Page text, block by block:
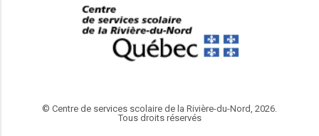
© Centre de services scolaire de la Rivière-du-Nord, 2026.
Tous droits réservés